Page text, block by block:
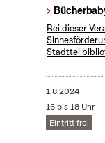
Bei dieser
1.8.2024
16 bis 18 Uhr
Eintritt frei